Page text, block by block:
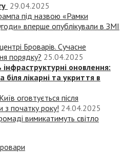
29.04.2025
під назвою «‎Рамки
вперше опублікували в ЗМІ
Броварів. Сучасне
порядку? 25.04.2025
оновлення:
лікарні та укриття в
оговтується після
з початку року! 24.04.2025
вимикатимуть світло